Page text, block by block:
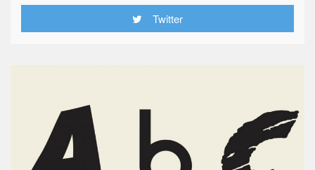
Twitter